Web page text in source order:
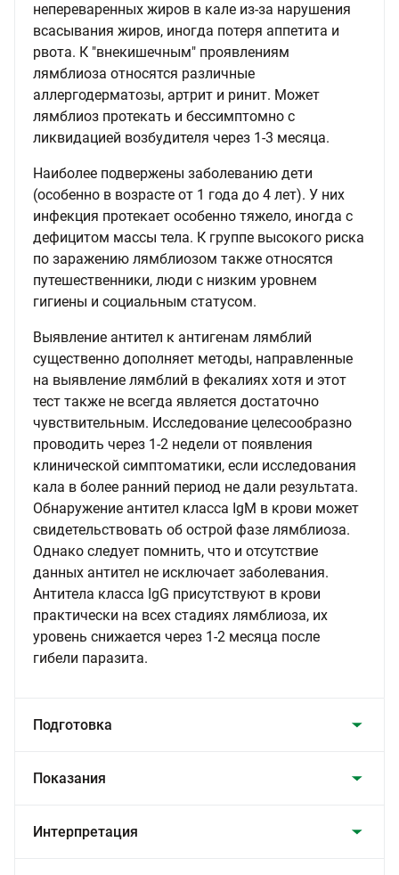
непереваренных жиров в кале из-за нарушения
всасывания жиров, иногда потеря аппетита и
рвота. К "внекишечным" проявлениям
лямблиоза относятся различные
аллергодерматозы, артрит и ринит. Может
лямблиоз протекать и бессимптомно с
ликвидацией возбудителя через 1-3 месяца.
Наиболее подвержены заболеванию дети
(особенно в возрасте от 1 года до 4 лет). У них
инфекция протекает особенно тяжело, иногда с
дефицитом массы тела. К группе высокого риска
по заражению лямблиозом также относятся
путешественники, люди с низким уровнем
гигиены и социальным статусом.
Выявление антител к антигенам лямблий
существенно дополняет методы, направленные
на выявление лямблий в фекалиях хотя и этот
тест также не всегда является достаточно
чувствительным. Исследование целесообразно
проводить через 1-2 недели от появления
клинической симптоматики, если исследования
кала в более ранний период не дали результата.
Обнаружение антител класса IgМ в крови может
свидетельствовать об острой фазе лямблиоза.
Однако следует помнить, что и отсутствие
данных антител не исключает заболевания.
Антитела класса IgG присутствуют в крови
практически на всех стадиях лямблиоза, их
уровень снижается через 1-2 месяца после
гибели паразита.
Подготовка
Показания
Интерпретация